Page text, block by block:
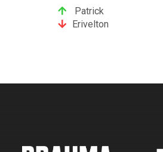
Patrick
Erivelton